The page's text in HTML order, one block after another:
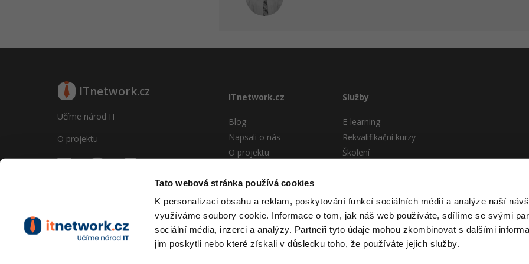
Tato webová stránka používá cookies
K personalizaci obsahu a reklam, poskytování funkcí sociálních médií a analýze naší
využíváme soubory cookie. Informace o tom, jak náš web používáte, sdílíme se svými
sociální média, inzerci a analýzy. Partneři tyto údaje mohou zkombinovat s dalšími
jim poskytli nebo které získali v důsledku toho, že používáte jejich služby.
ITnetwork.cz
Učíme národ IT
O projektu
ITnetwork.cz
Blog
Napsali o nás
O projektu
Vývoj systému
Provozní podmínky
RSS
Kontakt
Služby
E-learning
Rekvalifikační kurzy
Školení